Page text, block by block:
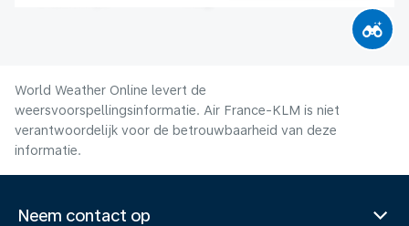
World Weather Online levert de
weersvoorspellingsinformatie. Air France-KLM is niet
verantwoordelijk voor de betrouwbaarheid van deze
informatie.
Neem contact op